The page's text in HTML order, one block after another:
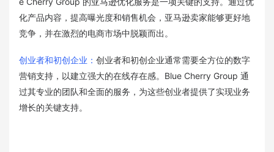
化产品内容，提高曝光度和销售机会，亚马逊卖家能够更好地
竞争，并在激烈的电商市场中脱颖而出。
创业者和初创企业： 创业者和初创企业通常需要全方位的数字
营销支持，以建立强大的在线存在感。Blue Cherry Group 通
过其专业的团队和全面的服务，为这些创业者提供了实现业务
增长的关键支持。